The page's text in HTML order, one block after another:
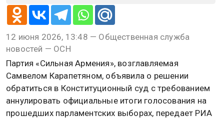
12 июня 2026, 13:48 — Общественная служба
новостей — ОСН
Партия «Сильная Армения», возглавляемая
Самвелом Карапетяном, объявила о решении
обратиться в Конституционный суд с требованием
аннулировать официальные итоги голосования на
прошедших парламентских выборах, передает РИА